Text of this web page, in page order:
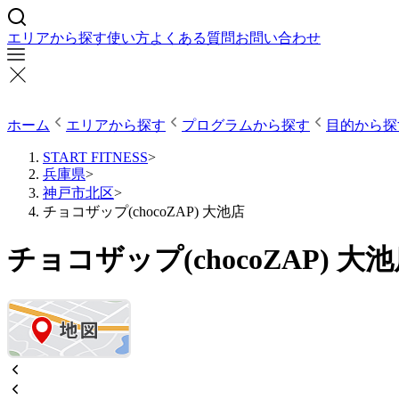
エリアから探す使い方よくある質問お問い合わせ
ホーム エリアから探す プログラムから探す 目的から
START FITNESS>
兵庫県>
神戸市北区>
チョコザップ(chocoZAP) 大池店
チョコザップ(chocoZAP) 大